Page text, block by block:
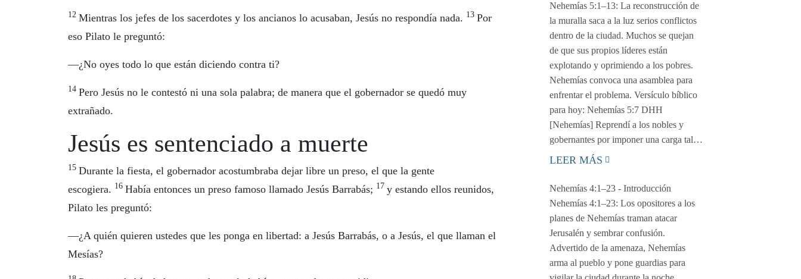
12 Mientras los jefes de los sacerdotes y los ancianos lo acusaban, Jesús no respondía nada. 13 Por
eso Pilato le preguntó:
—¿No oyes todo lo que están diciendo contra ti?
14 Pero Jesús no le contestó ni una sola palabra; de manera que el gobernador se quedó muy
extrañado.
Jesús es sentenciado a muerte
15 Durante la fiesta, el gobernador acostumbraba dejar libre un preso, el que la gente
escogiera. 16 Había entonces un preso famoso llamado Jesús Barrabás; 17 y estando ellos reunidos,
Pilato les preguntó:
—¿A quién quieren ustedes que les ponga en libertad: a Jesús Barrabás, o a Jesús, el que llaman el
Mesías?
Nehemías 5:1–13: La reconstrucción de
la muralla saca a la luz serios conflictos
dentro de la ciudad. Muchos se quejan
de que sus propios líderes están
explotando y oprimiendo a los pobres.
Nehemías convoca una asamblea para
enfrentar el problema. Versículo bíblico
para hoy: Nehemías 5:7 DHH
[Nehemías] Reprendí a los nobles y
gobernantes por imponer una carga tal…
LEER MÁS
Nehemías 4:1–23 - Introducción
Nehemías 4:1–23: Los opositores a los
planes de Nehemías traman atacar
Jerusalén y sembrar confusión.
Advertido de la amenaza, Nehemías
arma al pueblo y pone guardias para